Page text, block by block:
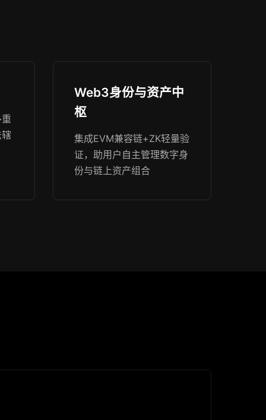
Web3身份与资产中
枢
集成EVM兼容链+ZK轻量验
证，助用户自主管理数字身
份与链上资产组合